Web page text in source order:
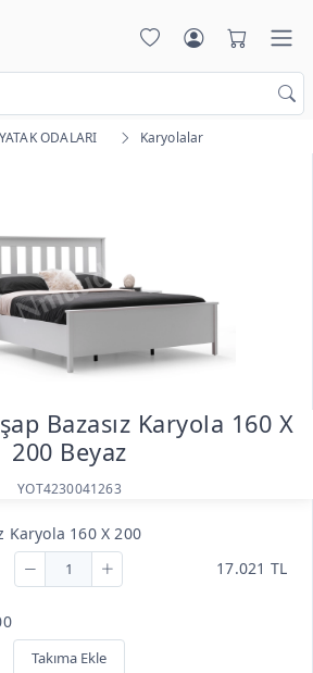
YATAK ODALARI Karyolalar
Bazasız Karyola 160 X
200 Beyaz
YOT4230041263
Karyola 160 X 200
17.021 TL
Takıma Ekle